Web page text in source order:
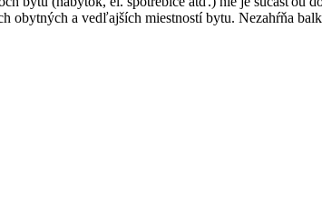
a vedľajších miestností bytu. Nezahŕňa